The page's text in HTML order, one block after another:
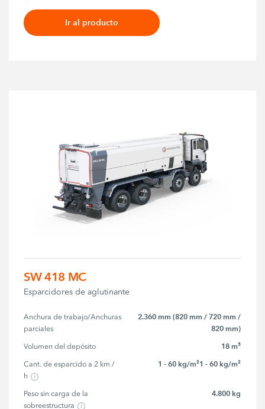
Ir al producto
SW 418 MC
Esparcidores de aglutinante
Anchura de trabajo/Anchuras
parciales
2.360 mm (820 mm / 720 mm /
820 mm)
Volumen del depósito 18 m³
Cant. de esparcido a 2 km /
h
1 - 60 kg/m²1 - 60 kg/m²
Peso sin carga de la
sobreestructura
4.800 kg